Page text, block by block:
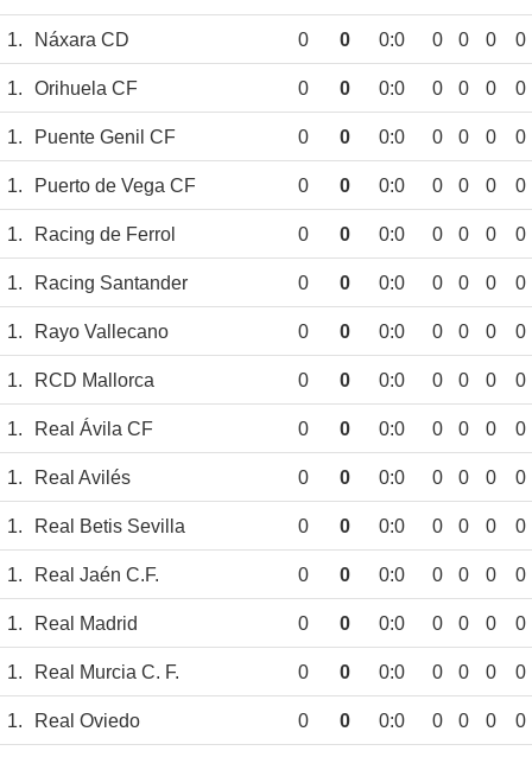
1. Náxara CD 0 0 0:0 0 0 0 0
1. Orihuela CF 0 0 0:0 0 0 0 0
1. Puente Genil CF 0 0 0:0 0 0 0 0
1. Puerto de Vega CF 0 0 0:0 0 0 0 0
1. Racing de Ferrol 0 0 0:0 0 0 0 0
1. Racing Santander 0 0 0:0 0 0 0 0
1. Rayo Vallecano 0 0 0:0 0 0 0 0
1. RCD Mallorca 0 0 0:0 0 0 0 0
1. Real Ávila CF 0 0 0:0 0 0 0 0
1. Real Avilés 0 0 0:0 0 0 0 0
1. Real Betis Sevilla 0 0 0:0 0 0 0 0
1. Real Jaén C.F. 0 0 0:0 0 0 0 0
1. Real Madrid 0 0 0:0 0 0 0 0
1. Real Murcia C. F. 0 0 0:0 0 0 0 0
1. Real Oviedo 0 0 0:0 0 0 0 0